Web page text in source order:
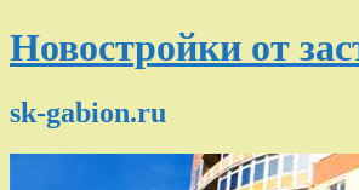
Новостройки от
sk-gabion.ru